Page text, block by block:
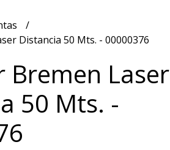
Distancia 50 Mts. - 00000376
Bremen Laser
50 Mts. -